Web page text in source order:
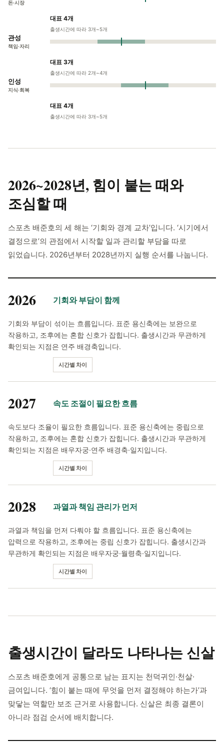
돈·시장
대표 4개
출생시간에 따라 3개~5개
관성
책임·자리
대표 3개
출생시간에 따라 2개~4개
인성
지식·회복
대표 4개
출생시간에 따라 3개~5개
2026~2028년, 힘이 붙는 때와
조심할 때
스포츠 배준호의 세 해는 ‘기회와 경계 교차’입니다. ‘시기에서
결정으로’의 관점에서 시작할 일과 관리할 부담을 따로
읽었습니다. 2026년부터 2028년까지 실행 순서를 나눕니다.
2026 기회와 부담이 함께
기회와 부담이 섞이는 흐름입니다. 표준 용신축에는 보완으로
작용하고, 조후에는 혼합 신호가 잡힙니다. 출생시간과 무관하게
확인되는 지점은 연주 배경축입니다.
시간별 차이
2027 속도 조절이 필요한 흐름
속도보다 조율이 필요한 흐름입니다. 표준 용신축에는 중립으로
작용하고, 조후에는 혼합 신호가 잡힙니다. 출생시간과 무관하게
확인되는 지점은 배우자궁·연주 배경축·일지입니다.
시간별 차이
2028 과열과 책임 관리가 먼저
과열과 책임을 먼저 다뤄야 할 흐름입니다. 표준 용신축에는
압력으로 작용하고, 조후에는 중립 신호가 잡힙니다. 출생시간과
무관하게 확인되는 지점은 배우자궁·월령축·일지입니다.
시간별 차이
출생시간이 달라도 나타나는 신살
스포츠 배준호에게 공통으로 남는 표지는 천덕귀인·천살·
금여입니다. ‘힘이 붙는 때에 무엇을 먼저 결정해야 하는가’과
맞닿는 역할만 보조 근거로 사용합니다. 신살은 최종 결론이
아니라 점검 순서에 배치합니다.